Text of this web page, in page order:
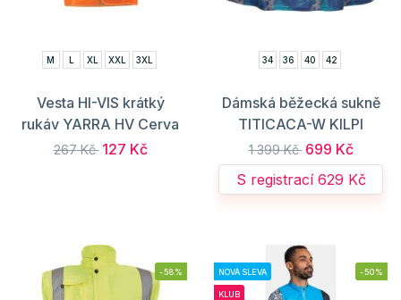
M L XL XXL 3XL
Vesta HI-VIS krátký
rukáv YARRA HV Cerva
267 Kč 127 Kč
34 36 40 42
Dámská běžecká sukně
TITICACA-W KILPI
1 399 Kč 699 Kč
S registrací 629 Kč
-58% NOVÁ SLEVA
KLUB
-50%